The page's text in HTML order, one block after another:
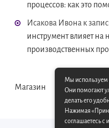
процессов: как это
Исакова Ивона к
инструмент влияет на
производственных
Магазин
Мы используем
Они помогают
делать его
Нажимая
соглашаетесь с